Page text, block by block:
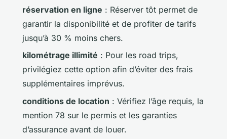
réservation en ligne : Réserver tôt permet de
garantir la disponibilité et de profiter de tarifs
jusqu’à 30 % moins chers.
kilométrage illimité : Pour les road trips,
privilégiez cette option afin d’éviter des frais
supplémentaires imprévus.
conditions de location : Vérifiez l’âge requis, la
mention 78 sur le permis et les garanties
d’assurance avant de louer.